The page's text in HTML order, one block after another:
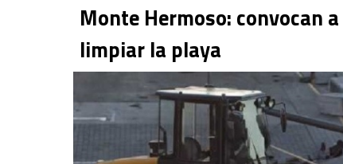
Monte Hermoso: convocan
limpiar la playa